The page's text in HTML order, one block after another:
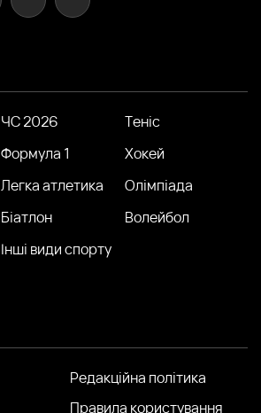
ЧС 2026
Теніс
Формула 1
Хокей
Легка атлетика
Олімпіада
Біатлон
Волейбол
Інші види спорту
Редакційна політика
Правила користування